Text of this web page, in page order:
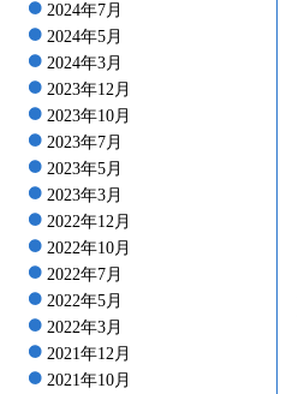
2024年7月
2024年5月
2024年3月
2023年12月
2023年10月
2023年7月
2023年5月
2023年3月
2022年12月
2022年10月
2022年7月
2022年5月
2022年3月
2021年12月
2021年10月